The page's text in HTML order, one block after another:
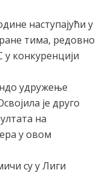
наступајући у
тима, редовно
у конкуренцији
удружење
је друго
на
у овом
су у Лиги